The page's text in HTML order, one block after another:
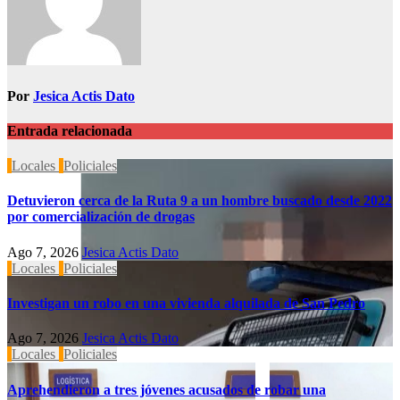
Por Jesica Actis Dato
Entrada relacionada
Locales Policiales
Detuvieron cerca de la Ruta 9 a un hombre buscado desde 2022
por comercialización de drogas
Ago 7, 2026 Jesica Actis Dato
Locales Policiales
Investigan un robo en una vivienda alquilada de San Pedro
Ago 7, 2026 Jesica Actis Dato
Locales Policiales
Aprehendieron a tres jóvenes acusados de robar una